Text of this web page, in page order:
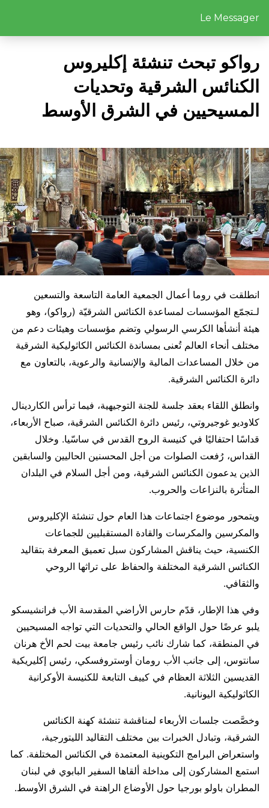
Le Messager
رواكو تبحث تنشئة إكليروس
الكنائس الشرقية وتحديات
المسيحيين في الشرق الأوسط
انطلقت في روما أعمال الجمعية العامة التاسعة والتسعين
لـتجمّع المؤسسات لمساعدة الكنائس الشرقيّة (رواكو)، وهو
هيئة أنشأها الكرسي الرسولي وتضم مؤسسات وهيئات دعم من
مختلف أنحاء العالم تُعنى بمساندة الكنائس الكاثوليكية الشرقية
من خلال المساعدات المالية والإنسانية والرعوية، بالتعاون مع
دائرة الكنائس الشرقية.
وانطلق اللقاء بعقد جلسة للجنة التوجيهية، فيما ترأس الكاردينال
كلاوديو غوجيروتي، رئيس دائرة الكنائس الشرقية، صباح الأربعاء،
قداسًا احتفاليًا في كنيسة الروح القدس في ساسّيا. وخلال
القداس، رُفعت الصلوات من أجل المحسنين الحاليين والسابقين
الذين يدعمون الكنائس الشرقية، ومن أجل السلام في البلدان
المتأثرة بالنزاعات والحروب.
ويتمحور موضوع اجتماعات هذا العام حول تنشئة الإكليروس
والمكرسين والمكرسات والقادة المستقبليين للجماعات
الكنسية، حيث يناقش المشاركون سبل تعميق المعرفة بتقاليد
الكنائس الشرقية المختلفة والحفاظ على تراثها الروحي
والثقافي.
وفي هذا الإطار، قدّم حارس الأراضي المقدسة الأب فرانشيسكو
يلبو عرضًا حول الواقع الحالي والتحديات التي تواجه المسيحيين
في المنطقة، كما شارك نائب رئيس جامعة بيت لحم الأخ هرنان
سانتوس، إلى جانب الأب رومان أوستروفسكي، رئيس إكليريكية
القديسين الثلاثة العظام في كييف التابعة للكنيسة الأوكرانية
الكاثوليكية اليونانية.
وخصَّصت جلسات الأربعاء لمناقشة تنشئة كهنة الكنائس
الشرقية، وتبادل الخبرات بين مختلف التقاليد الليتورجية،
واستعراض البرامج التكوينية المعتمدة في الكنائس المختلفة. كما
استمع المشاركون إلى مداخلة ألقاها السفير البابوي في لبنان
المطران باولو بورجيا حول الأوضاع الراهنة في الشرق الأوسط.